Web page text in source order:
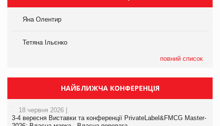
Яна Олентир
Тетяна Ільєнко
повний список
НАЙБЛИЖЧА КОНФЕРЕНЦІЯ
18 червня 2026 |
3-4 вересня Виставки та конференції PrivateLabel&FMCG Master-